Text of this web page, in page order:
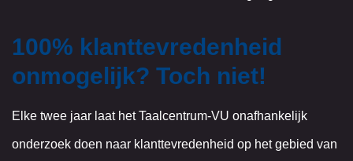
100% klanttevredenheid
onmogelijk? Toch niet!
Elke twee jaar laat het Taalcentrum-VU onafhankelijk
onderzoek doen naar klanttevredenheid op het gebied van